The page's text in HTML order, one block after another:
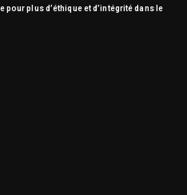
pour plus d’éthique et d’intégrité dans le